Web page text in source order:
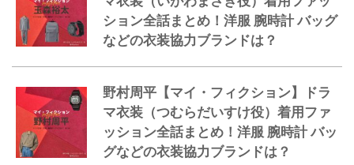
ション全話まとめ！洋服 腕時計 バッグ
などの衣装協力ブランドは？
野村周平【マイ・フィクション】ドラ
マ衣装（つむらだいすけ役）着用ファ
ッション全話まとめ！洋服 腕時計 バッ
グなどの衣装協力ブランドは？